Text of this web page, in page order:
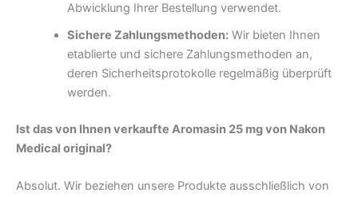
Abwicklung Ihrer Bestellung verwendet.
Sichere Zahlungsmethoden:Wir bieten Ihnen
etablierte und sichere Zahlungsmethoden an,
deren Sicherheitsprotokolle regelmäßig überprüft
werden.
Ist das von Ihnen verkaufte Aromasin 25 mg von Nakon
Medical original?
Absolut. Wir beziehen unsere Produkte ausschließlich von